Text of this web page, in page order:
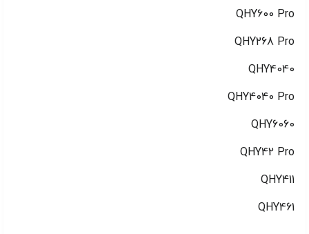
QHY600 Pro
QHY268 Pro
QHY4040
QHY4040 Pro
QHY6060
QHY42 Pro
QHY411
QHY461